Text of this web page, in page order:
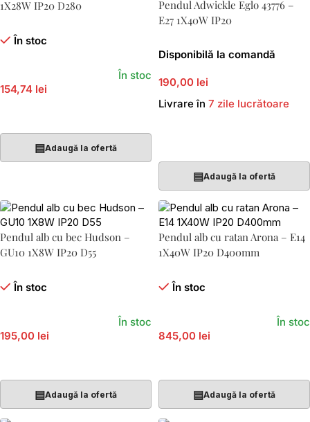
1X28W IP20 D280
În stoc
154,74 lei
În stoc
▤Adaugă la ofertă
Pendul Adwickle Eglo 43776 –
E27 1X40W IP20
Disponibilă la comandă
190,00 lei
Livrare în 7 zile lucrătoare
▤Adaugă la ofertă
Pendul alb cu bec Hudson –
GU10 1X8W IP20 D55
În stoc
195,00 lei
În stoc
▤Adaugă la ofertă
Pendul alb cu ratan Arona – E14
1X40W IP20 D400mm
În stoc
845,00 lei
În stoc
▤Adaugă la ofertă